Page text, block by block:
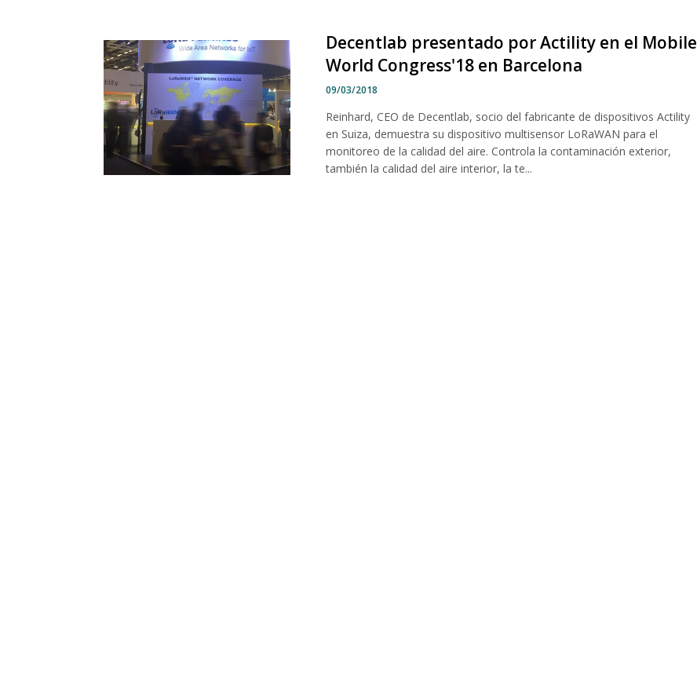
Decentlab presentado por Actility en el Mobile
World Congress'18 en Barcelona
09/03/2018
Reinhard, CEO de Decentlab, socio del fabricante de dispositivos Actility
en Suiza, demuestra su dispositivo multisensor LoRaWAN para el
monitoreo de la calidad del aire. Controla la contaminación exterior,
también la calidad del aire interior, la te...